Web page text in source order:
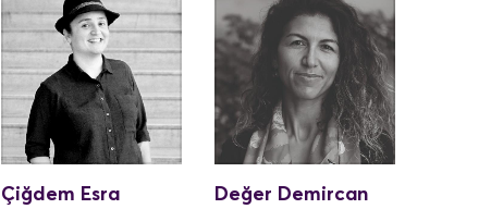
Çiğdem Esra
Değer Demircan